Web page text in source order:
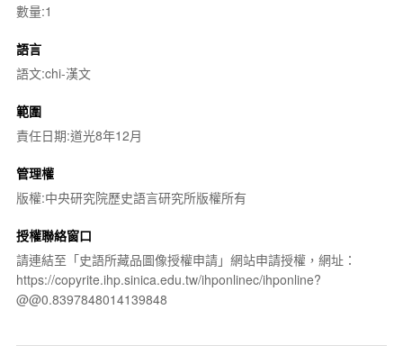
數量:1
語言
語文:chi-漢文
範圍
責任日期:道光8年12月
管理權
版權:中央研究院歷史語言研究所版權所有
授權聯絡窗口
請連結至「史語所藏品圖像授權申請」網站申請授權，網址：
https://copyrite.ihp.sinica.edu.tw/ihponlinec/ihponline?
@@0.8397848014139848